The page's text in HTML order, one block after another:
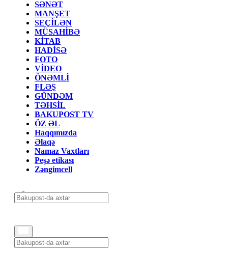
SƏNƏT
MANŞET
SEÇİLƏN
MÜSAHİBƏ
KİTAB
HADİSƏ
FOTO
VİDEO
ÖNƏMLİ
FLƏŞ
GÜNDƏM
TƏHSİL
BAKUPOST TV
ÖZ ƏL
Haqqımızda
Əlaqə
Namaz Vaxtları
Peşə etikası
Zəngimcell